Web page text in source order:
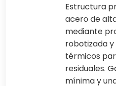
Estructura
acero de
mediante
robotizada
térmicos
residuales.
mínima y